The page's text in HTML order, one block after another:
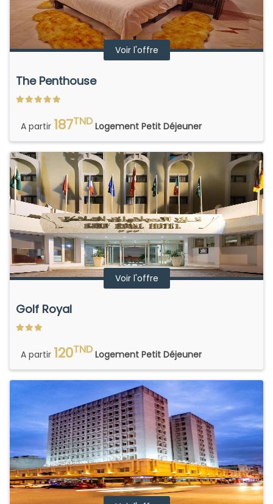
Voir l'offre
The Penthouse
A partir 187TND Logement Petit Déjeuner
Voir l'offre
Golf Royal
A partir 120TND Logement Petit Déjeuner